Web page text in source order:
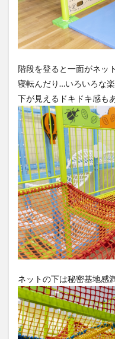
階段を登ると一面がネッ
寝転んだり…いろいろな
下が見えるドキドキ感も
ネットの下は秘密基地感